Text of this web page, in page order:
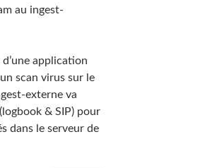
au ingest-
application
scan virus sur le
externe va
& SIP) pour
dans le serveur de